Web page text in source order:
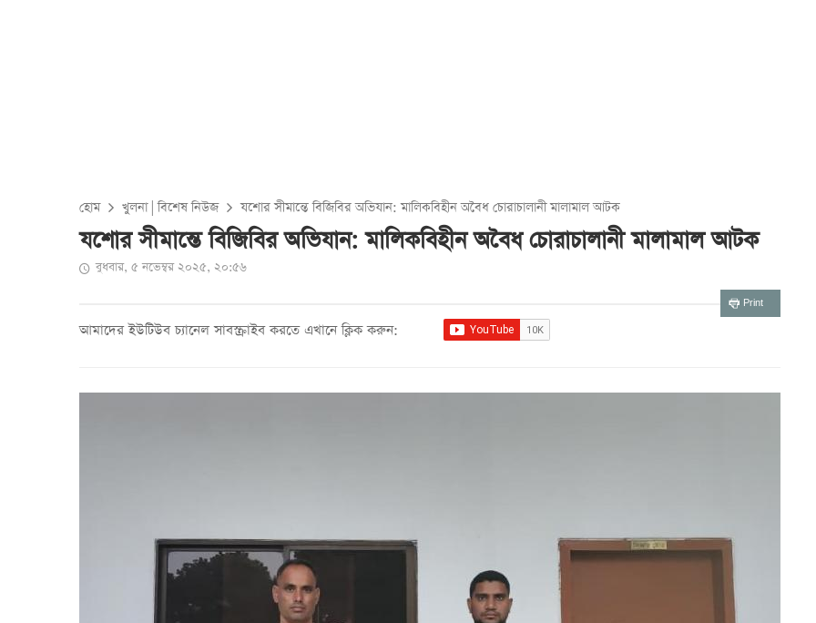
হোম খুলনা|বিশেষ নিউজ যশোর সীমান্তে বিজিবির অভিযান: মালিকবিহীন অবৈধ চোরাচালানী মালামাল আটক
যশোর সীমান্তে বিজিবির অভিযান: মালিকবিহীন অবৈধ চোরাচালানী মালামাল আটক
বুধবার, ৫ নভেম্বর ২০২৫, ২০:৫৬
Print
আমাদের ইউটিউব চ্যানেল সাবস্ক্রাইব করতে এখানে ক্লিক করুন: